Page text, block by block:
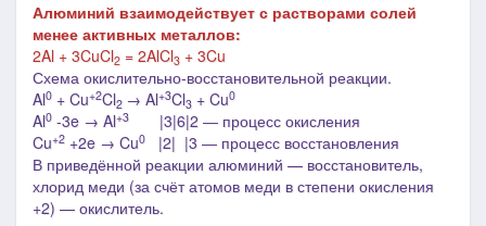
Алюминий взаимодействует с растворами солей
менее активных металлов:
2Al + 3CuCl2 = 2AlCl3 + 3Cu
Схема окислительно-восстановительной реакции.
Al0 + Cu+2Cl2 → Al+3Cl3 + Cu0
Al0 -3e → Al+3
|3|6|2 ― процесс окисления
Cu+2 +2e → Cu0
|2| |3 ― процесс восстановления
В приведённой реакции алюминий — восстановитель,
хлорид меди (за счёт атомов меди в степени окисления
+2) — окислитель.